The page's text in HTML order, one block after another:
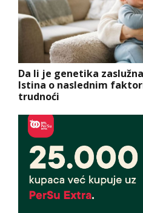
Da li je genetika
Istina o naslednim
trudnoći